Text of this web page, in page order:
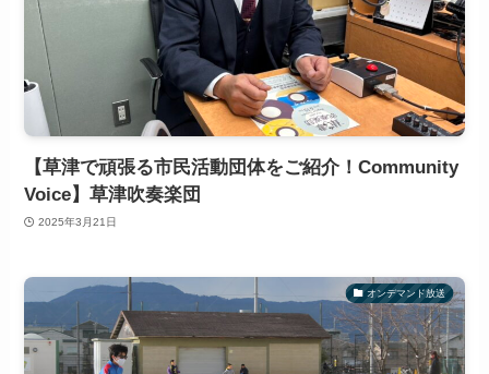
【草津で頑張る市民活動団体をご紹介！Community
Voice】草津吹奏楽団
2025年3月21日
オンデマンド放送